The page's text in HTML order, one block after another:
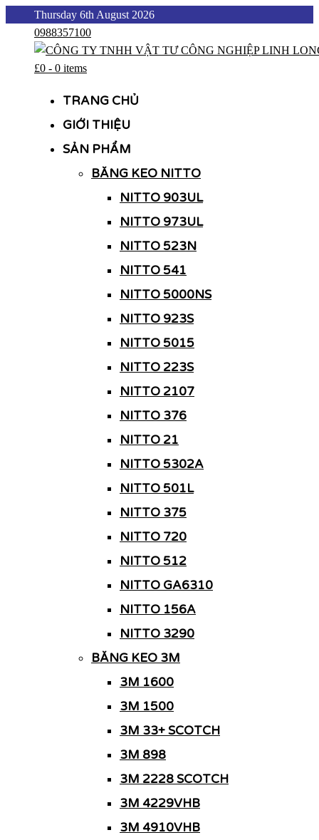
content
Thursday 6th August 2026
0988357100
£0 - 0 items
TRANG CHỦ
GIỚI THIỆU
SẢN PHẨM
BĂNG KEO NITTO
NITTO 903UL
NITTO 973UL
NITTO 523N
NITTO 541
NITTO 5000NS
NITTO 923S
NITTO 5015
NITTO 223S
NITTO 2107
NITTO 376
NITTO 21
NITTO 5302A
NITTO 501L
NITTO 375
NITTO 720
NITTO 512
NITTO GA6310
NITTO 156A
NITTO 3290
BĂNG KEO 3M
3M 1600
3M 1500
3M 33+ SCOTCH
3M 898
3M 2228 SCOTCH
3M 4229VHB
3M 4910VHB